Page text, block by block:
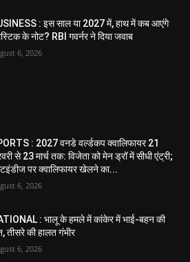
: इस साल या 2027 में, हाथ में कब आएंगे
के नोट? RBI गवर्नर ने दिया जवाब
6, 2026
: 2027 वनडे वर्ल्डकप क्वालिफायर 21
से 23 मार्च तक: विजेता को मेन ड्रॉ में सीधी एंट्री;
पर क्वालिफायर खेलने का...
6, 2026
: भालू के हमले में कांकेर में भाई-बहन की
तीसरे की हालत गंभीर
6, 2026